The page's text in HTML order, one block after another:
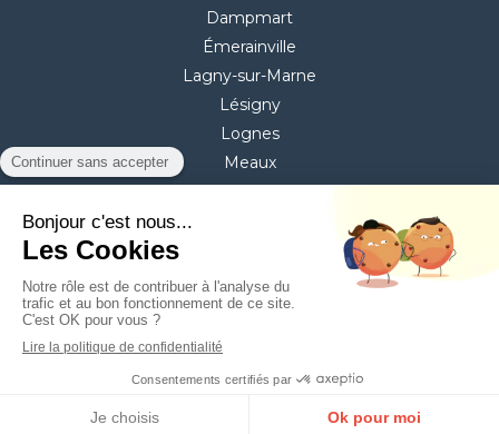
Dampmart
Émerainville
Lagny-sur-Marne
Lésigny
Lognes
Meaux
Mitry-Mory
Pontault-Combault
Torcy
Villeparisis
©2020 ASD services
Création et référencement du site par Simplébo